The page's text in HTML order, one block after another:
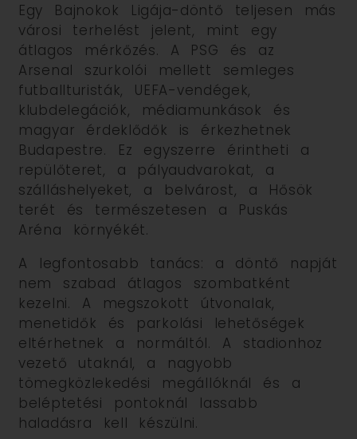
Egy Bajnokok Ligája-döntő teljesen más
városi terhelést jelent, mint egy
átlagos mérkőzés. A PSG és az
Arsenal szurkolói mellett semleges
futballturisták, UEFA-vendégek,
klubdelegációk, médiamunkások és
magyar érdeklődők is érkezhetnek
Budapestre. Ez egyszerre érintheti a
repülőteret, a pályaudvarokat, a
szálláshelyeket, a belvárost, a Hősök
terét és természetesen a Puskás
Aréna környékét.
A legfontosabb tanács: a döntő napját
nem szabad átlagos szombatként
kezelni. A megszokott útvonalak,
menetidők és parkolási lehetőségek
eltérhetnek a normáltól. A stadionhoz
vezető utaknál, a nagyobb
tömegközlekedési megállóknál és a
beléptetési pontoknál lassabb
haladásra kell készülni.